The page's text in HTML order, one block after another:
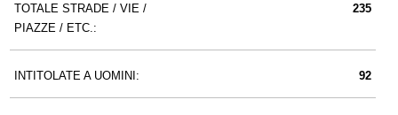
TOTALE STRADE / VIE /
PIAZZE / ETC.:
235
INTITOLATE A UOMINI: 92